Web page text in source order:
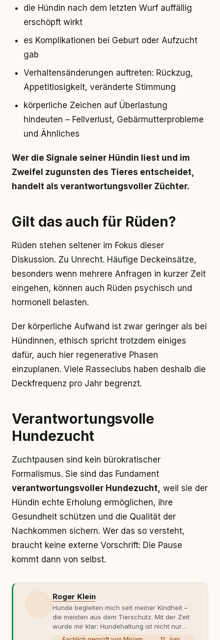
die Hündin nach dem letzten Wurf auffällig
erschöpft wirkt
es Komplikationen bei Geburt oder Aufzucht
gab
Verhaltensänderungen auftreten: Rückzug,
Appetitlosigkeit, veränderte Stimmung
körperliche Zeichen auf Überlastung
hindeuten – Fellverlust, Gebärmutterprobleme
und Ähnliches
Wer die Signale seiner Hündin liest und im
Zweifel zugunsten des Tieres entscheidet,
handelt als verantwortungsvoller Züchter.
Gilt das auch für Rüden?
Rüden stehen seltener im Fokus dieser
Diskussion. Zu Unrecht. Häufige Deckeinsätze,
besonders wenn mehrere Anfragen in kurzer Zeit
eingehen, können auch Rüden psychisch und
hormonell belasten.
Der körperliche Aufwand ist zwar geringer als bei
Hündinnen, ethisch spricht trotzdem einiges
dafür, auch hier regenerative Phasen
einzuplanen. Viele Rasseclubs haben deshalb die
Deckfrequenz pro Jahr begrenzt.
Verantwortungsvolle
Hundezucht
Zuchtpausen sind kein bürokratischer
Formalismus. Sie sind das Fundament
verantwortungsvoller Hundezucht, weil sie der
Hündin echte Erholung ermöglichen, ihre
Gesundheit schützen und die Qualität der
Nachkommen sichern. Wer das so versteht,
braucht keine externe Vorschrift: Die Pause
kommt dann von selbst.
Roger Klein
Hunde begleiten mich seit meiner Kindheit –
die meisten aus dem Tierschutz. Mit der Zeit
wurde mir klar: Hundehaltung ist nicht nur
Gefühl, sondern Verantwortung und